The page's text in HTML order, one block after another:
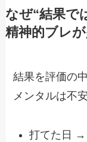
なぜ“結果で
精神的ブレ
結果を評価の
メンタルは不
打てた日 →